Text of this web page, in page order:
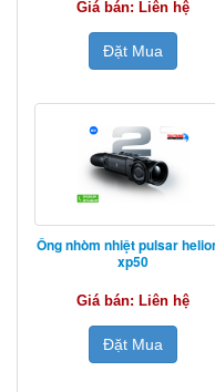
Giá bán: Liên hệ
Đặt Mua
Ống nhòm nhiệt pulsar
xp50
Giá bán: Liên hệ
Đặt Mua